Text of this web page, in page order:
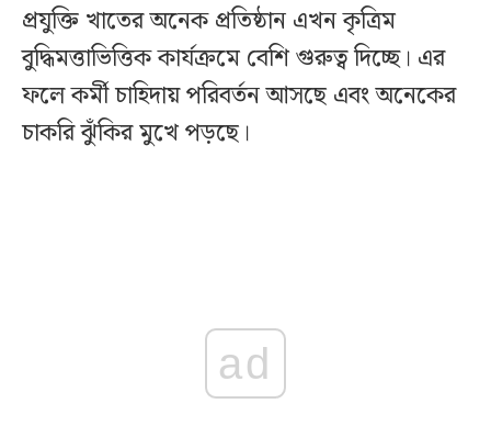
প্রযুক্তি খাতের অনেক প্রতিষ্ঠান এখন কৃত্রিম
বুদ্ধিমত্তাভিত্তিক কার্যক্রমে বেশি গুরুত্ব দিচ্ছে। এর
ফলে কর্মী চাহিদায় পরিবর্তন আসছে এবং অনেকের
চাকরি ঝুঁকির মুখে পড়ছে।
ad